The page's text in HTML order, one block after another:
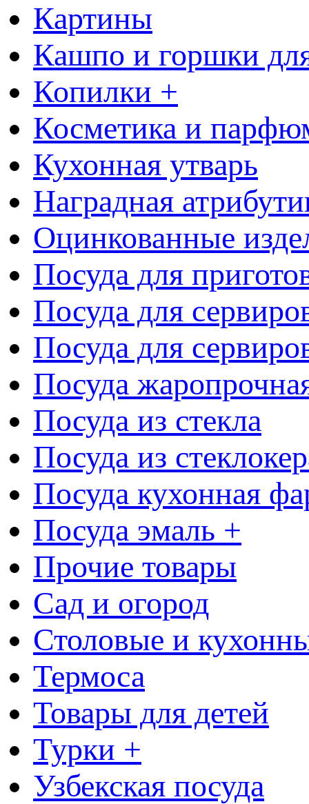
Картины
Кашпо и горшки
Копилки +
Косметика и
Кухонная утварь
Наградная
Оцинкованные
Посуда для
Посуда для
Посуда для
Посуда
Посуда из стекла
Посуда из
Посуда кухонная
Посуда эмаль +
Прочие товары
Сад и огород
Столовые и
Термоса
Товары для детей
Турки +
Узбекская посуда